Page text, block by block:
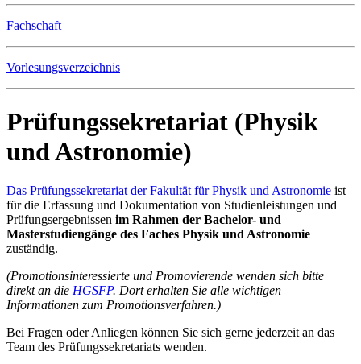
Fachschaft
Vorlesungsverzeichnis
Prüfungssekretariat (Physik
und Astronomie)
Das Prüfungssekretariat der Fakultät für Physik und Astronomie ist
für die Erfassung und Dokumentation von Studienleistungen und
Prüfungsergebnissen im Rahmen der Bachelor- und
Masterstudiengänge des Faches Physik und Astronomie
zuständig.
(Promotionsinteressierte und Promovierende wenden sich bitte
direkt an die HGSFP. Dort erhalten Sie alle wichtigen
Informationen zum Promotionsverfahren.)
Bei Fragen oder Anliegen können Sie sich gerne jederzeit an das
Team des Prüfungssekretariats wenden.